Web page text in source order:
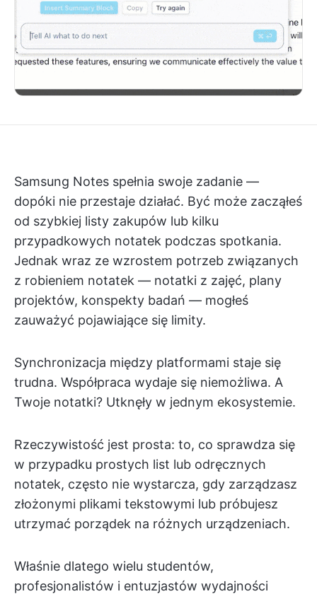
Samsung Notes spełnia swoje zadanie —
dopóki nie przestaje działać. Być może zacząłeś
od szybkiej listy zakupów lub kilku
przypadkowych notatek podczas spotkania.
Jednak wraz ze wzrostem potrzeb związanych
z robieniem notatek — notatki z zajęć, plany
projektów, konspekty badań — mogłeś
zauważyć pojawiające się limity.
Synchronizacja między platformami staje się
trudna. Współpraca wydaje się niemożliwa. A
Twoje notatki? Utknęły w jednym ekosystemie.
Rzeczywistość jest prosta: to, co sprawdza się
w przypadku prostych list lub odręcznych
notatek, często nie wystarcza, gdy zarządzasz
złożonymi plikami tekstowymi lub próbujesz
utrzymać porządek na różnych urządzeniach.
Właśnie dlatego wielu studentów,
profesjonalistów i entuzjastów wydajności